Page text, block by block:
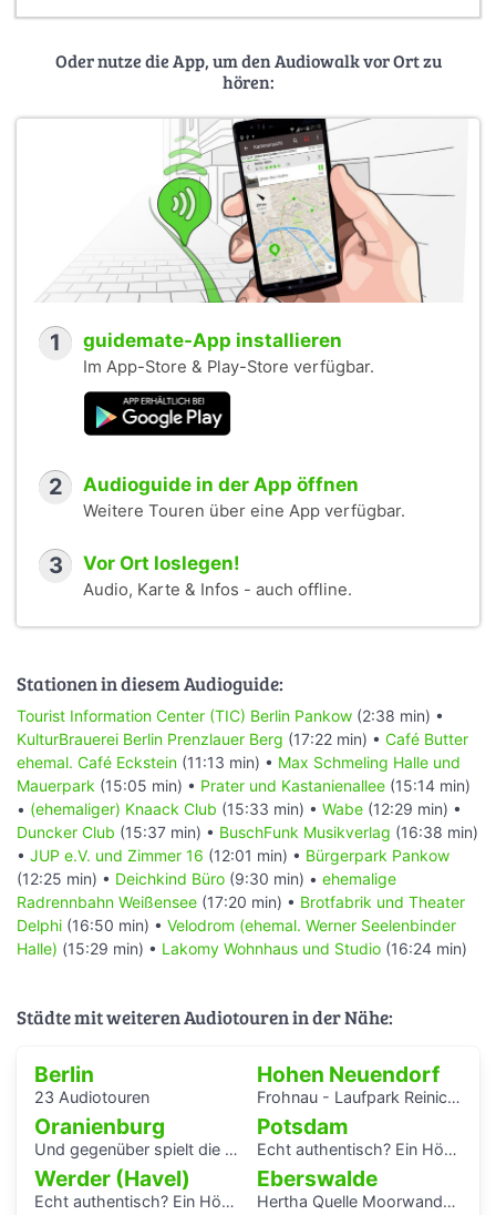
Oder nutze die App, um den Audiowalk vor Ort zu
hören:
1 guidemate-App installieren
Im App-Store & Play-Store verfügbar.
2 Audioguide in der App öffnen
Weitere Touren über eine App verfügbar.
3 Vor Ort loslegen!
Audio, Karte & Infos - auch offline.
Stationen in diesem Audioguide:
Tourist Information Center (TIC) Berlin Pankow (2:38 min) •
KulturBrauerei Berlin Prenzlauer Berg (17:22 min) • Café Butter
ehemal. Café Eckstein (11:13 min) • Max Schmeling Halle und
Mauerpark (15:05 min) • Prater und Kastanienallee (15:14 min)
• (ehemaliger) Knaack Club (15:33 min) • Wabe (12:29 min) •
Duncker Club (15:37 min) • BuschFunk Musikverlag (16:38 min)
• JUP e.V. und Zimmer 16 (12:01 min) • Bürgerpark Pankow
(12:25 min) • Deichkind Büro (9:30 min) • ehemalige
Radrennbahn Weißensee (17:20 min) • Brotfabrik und Theater
Delphi (16:50 min) • Velodrom (ehemal. Werner Seelenbinder
Halle) (15:29 min) • Lakomy Wohnhaus und Studio (16:24 min)
Städte mit weiteren Audiotouren in der Nähe:
Berlin
23 Audiotouren
Hohen Neuendorf
Frohnau - Laufpark Reinickendorf
Oranienburg
Und gegenüber spielt die Blaskapelle
Potsdam
Echt authentisch? Ein Hörspaziergang durch Potsdams Mitte
Werder (Havel)
Echt authentisch? Ein Hörspaziergang durch Potsdams Mitte
Eberswalde
Hertha Quelle Moorwanderung